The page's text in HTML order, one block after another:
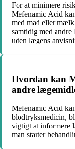
For at minimere
Mefenamic Acid
med mad eller
samtidig med
uden lægens
Hvordan kan
andre
Mefenamic Acid
blodtryksmedicin,
vigtigt at informere
man starter